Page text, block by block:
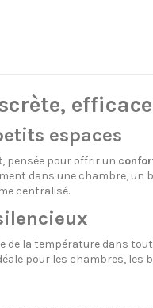
espaces
, pensée pour offrir un
dans une chambre, un
centralisé.
la température dans
pour les chambres, les